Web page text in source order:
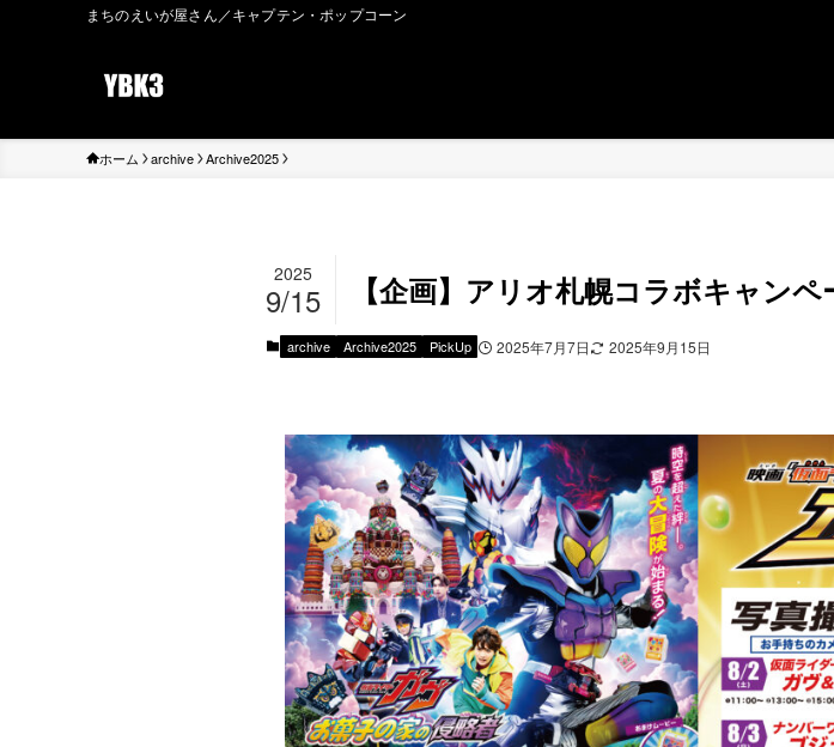
まちのえいが屋さん／キャプテン・ポップコーン
ホーム archive Archive2025
【企画】アリオ札幌コラボキャンペ
2025
9/15
archive Archive2025 PickUp 2025年7月7日 2025年9月15日